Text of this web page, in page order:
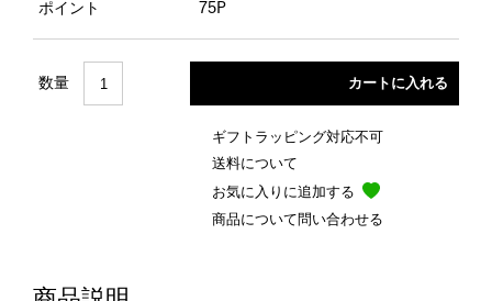
ポイント
75P
数量
ギフトラッピング対応不可
送料について
お気に入りに追加する
商品について問い合わせる